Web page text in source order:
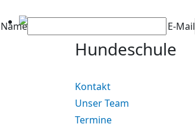
Name E-Mail
Hundeschule
Kontakt
Unser Team
Termine